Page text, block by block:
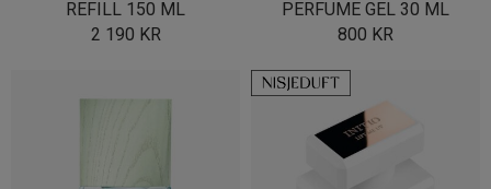
REFILL 150 ML
2 190 KR
PERFUME GEL 30 ML
800 KR